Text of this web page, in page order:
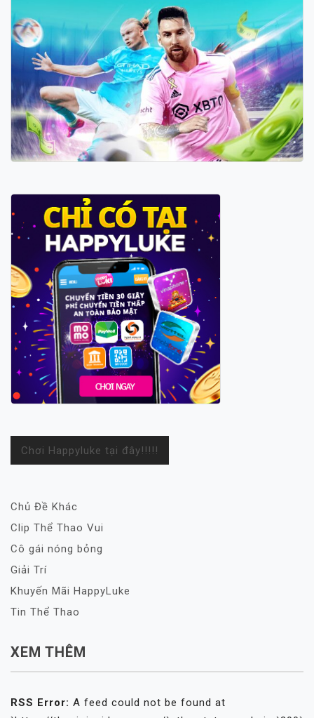
Chơi Happyluke tại đây!!!!!
Chủ Đề Khác
Clip Thể Thao Vui
Cô gái nóng bỏng
Giải Trí
Khuyến Mãi HappyLuke
Tin Thể Thao
XEM THÊM
RSS Error: A feed could not be found at